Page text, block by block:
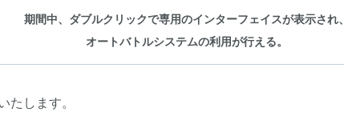
期間中、ダブルクリックで専用のインターフェイスが表示され、
オートバトルシステムの利用が行える。
たします。